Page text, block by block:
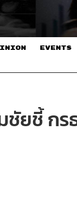
EVENTS
ชัยชี้ กร